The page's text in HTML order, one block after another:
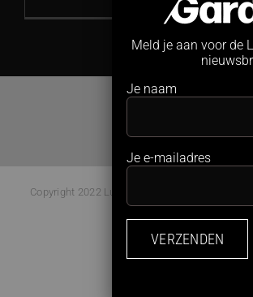
Copyright 2022 Luxury Gardens Magazine | All
Webdesign:Studio Kaboem!
Meld je aan voor de
Je naam
Je e-mailadres